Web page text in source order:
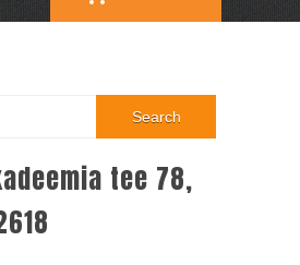
Search
tee 78,